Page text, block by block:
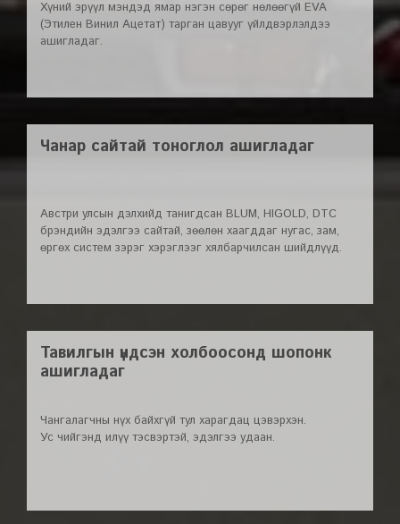
Хүний эрүүл мэндэд ямар нэгэн сөрөг нөлөөгүй EVA
(Этилен Винил Ацетат) тарган цавууг үйлдвэрлэлдээ
ашигладаг.
Чанар сайтай тоноглол ашигладаг
Австри улсын дэлхийд танигдсан BLUM, HIGOLD, DTC
брэндийн эдэлгээ сайтай, зөөлөн хаагддаг нугас, зам,
өргөх систем зэрэг хэрэглээг хялбарчилсан шийдлүүд.
Тавилгын үндсэн холбоосонд шопонк
ашигладаг
Чангалагчны нүх байхгүй тул харагдац цэвэрхэн.
Ус чийгэнд илүү тэсвэртэй, эдэлгээ удаан.